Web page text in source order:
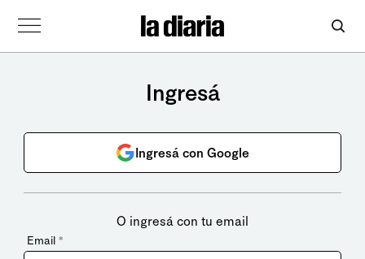
Ingresá
Ingresá con Google
O ingresá con tu email
Email *